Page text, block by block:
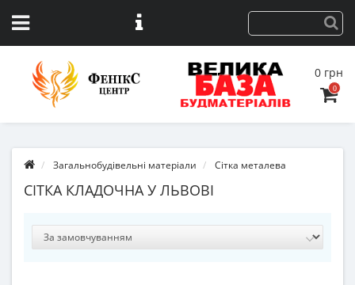
0 грн
0
Загальнобудівельні матеріали Сітка металева
СІТКА КЛАДОЧНА У ЛЬВОВІ